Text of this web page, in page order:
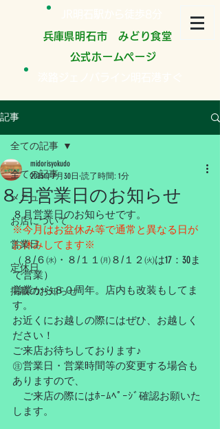
​兵庫県明石市 みどり食堂
公式ホームページ
記事
全ての記事
メニュー
お店について
営業日
定休日
掲載のお知らせ
全ての記事
８月営業日のお知らせ
midorisyokudo
2025年7月30日 読了時間: 1分
８月営業日のお知らせです。
※今月はお盆休み等で通常と異なる日が
お休みしてます※
（８/６㈬・８/１１㈪８/１２㈫は17：30ま
で営業）
営業から８０周年。店内も改装もしてま
す。
お近くにお越しの際にはぜひ、お越しく
ださい！
ご来店お待ちしております♪
㊟営業日・営業時間等の変更する場合も
ありますので、
ご来店の際にはﾎｰﾑﾍﾟｰｼﾞ確認お願いた
します。